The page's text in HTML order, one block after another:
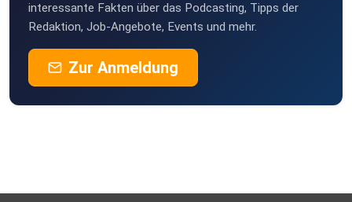
interessante Fakten über das Podcasting, Tipps der
Redaktion, Job-Angebote, Events und mehr.
Zur Anmeldung